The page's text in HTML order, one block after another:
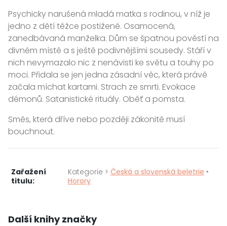
Psychicky narušená mladá matka s rodinou, v níž je
jedno z dětí těžce postižené. Osamocená,
zanedbávaná manželka. Dům se špatnou pověstí na
divném místě a s ještě podivnějšími sousedy. Stáří v
nich nevymazalo nic z nenávisti ke světu a touhy po
moci. Přidala se jen jedna zásadní věc, která právě
začala míchat kartami. Strach ze smrti. Evokace
démonů. Satanistické rituály. Oběť a pomsta.
Směs, která dříve nebo později zákonitě musí
bouchnout.
Zařažení
titulu:
Kategorie > Česká a slovenská beletrie ‣
Horory
Další knihy značky